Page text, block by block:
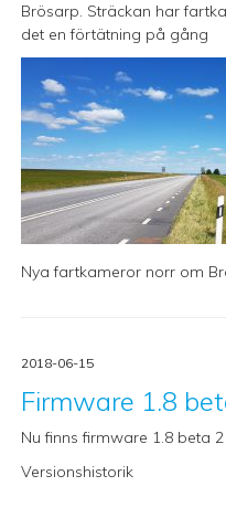
Brösarp. Sträckan har
det en förtätning på gång
Nya fartkameror norr om
2018-06-15
Firmware 1.8
Nu finns firmware 1.8 beta
Versionshistorik